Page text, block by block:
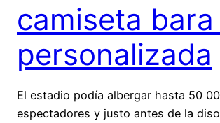
camiseta
personalizada
El estadio podía albergar hasta 50
espectadores y justo antes de la